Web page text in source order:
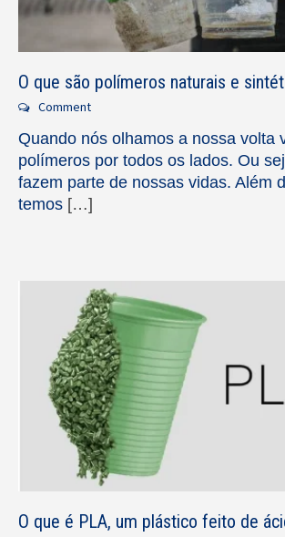
O que são polímeros naturais e
Comment
Quando nós olhamos a nossa volta
polímeros por todos os lados. Ou
fazem parte de nossas vidas. Além
temos […]
O que é PLA, um plástico feito de